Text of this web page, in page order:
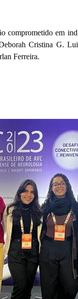
em
Cristina G.
Ferreira.